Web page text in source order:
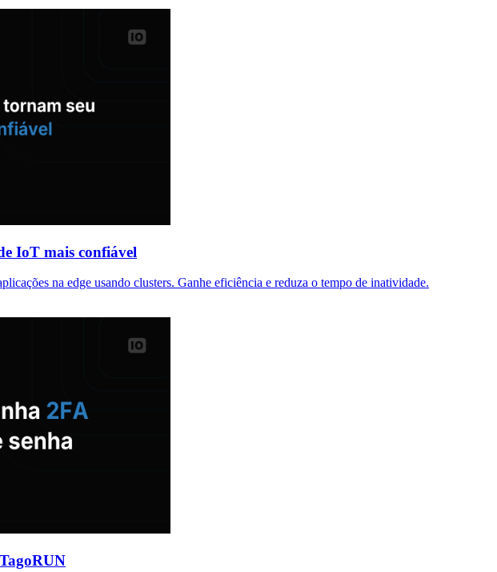
IoT mais confiável
na edge usando clusters. Ganhe eficiência e reduza o tempo de inatividade.